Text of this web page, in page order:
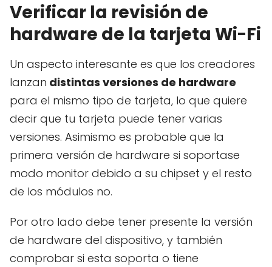
Verificar la revisión de
hardware de la tarjeta Wi-Fi
Un aspecto interesante es que los creadores
lanzan distintas versiones de hardware
para el mismo tipo de tarjeta, lo que quiere
decir que tu tarjeta puede tener varias
versiones. Asimismo es probable que la
primera versión de hardware si soportase
modo monitor debido a su chipset y el resto
de los módulos no.
Por otro lado debe tener presente la versión
de hardware del dispositivo, y también
comprobar si esta soporta o tiene